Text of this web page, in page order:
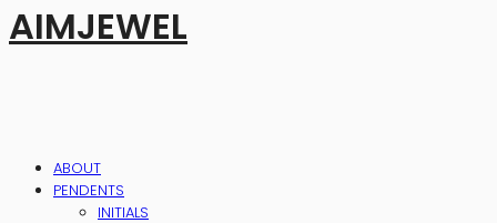
AIMJEWEL
ABOUT
PENDENTS
INITIALS